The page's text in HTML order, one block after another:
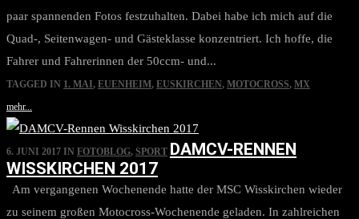
paar spannenden Fotos festzuhalten. Dabei habe ich mich auf die
Quad-, Seitenwagen- und Gästeklasse konzentriert. Ich hoffe, die
Fahrer und Fahrerinnen der 50ccm- und...
TAGGED IN 1. MAI, EUENHEIM, EUSKIRCHEN, MOTOCROSS, MX
mehr...
6. JUNI 2017 IN FOTOBLOG, SPORT DAMCV-RENNEN
WISSKIRCHEN 2017
Am vergangenen Wochenende hatte der MSC Wisskirchen wieder
zu seinem großen Motocross-Wochenende geladen. In zahlreichen